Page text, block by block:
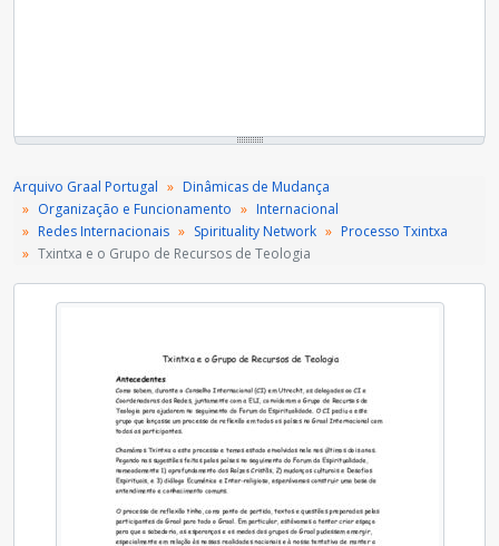
Arquivo Graal Portugal
Dinâmicas de Mudança
Organização e Funcionamento
Internacional
Redes Internacionais
Spirituality Network
Processo Txintxa
Txintxa e o Grupo de Recursos de Teologia